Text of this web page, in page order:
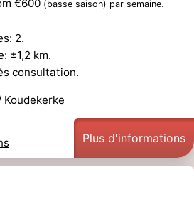
€600 (basse saison) par semaine.
2.
±1,2 km.
consultation.
Koudekerke
Plus d'informations